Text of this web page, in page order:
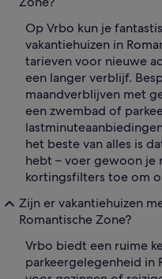
Op Vrbo kun je
vakantiehuizen in
tarieven voor nieuwe
een langer verblijf.
maandverblijven met
een zwembad of
het beste van alles is
hebt – voer gewoon je
kortingsfilters toe om
Zijn er vakantiehuizen
Romantische Zone?
Vrbo biedt een ruime
parkeergelegenheid in